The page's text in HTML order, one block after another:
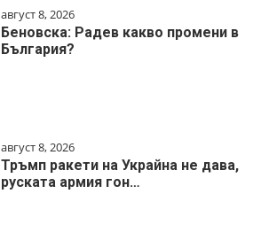
август 8, 2026
Беновска: Радев какво промени в
България?
август 8, 2026
Тръмп ракети на Украйна не дава,
руската армия гон…